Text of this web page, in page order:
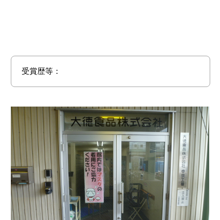
受賞歴等：